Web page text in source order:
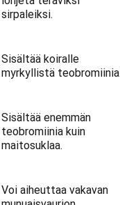
sirpaleiksi.
Sisältää koiralle
myrkyllistä
Sisältää enemmän
teobromiinia kuin
maitosuklaa.
Voi aiheuttaa vakavan